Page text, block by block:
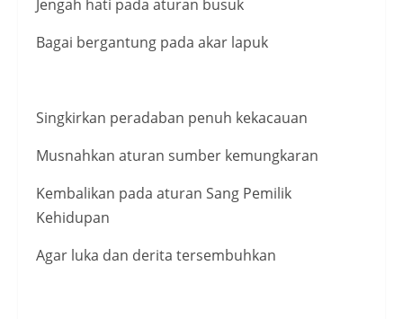
Jengah hati pada aturan busuk
Bagai bergantung pada akar lapuk
Singkirkan peradaban penuh kekacauan
Musnahkan aturan sumber kemungkaran
Kembalikan pada aturan Sang Pemilik
Kehidupan
Agar luka dan derita tersembuhkan